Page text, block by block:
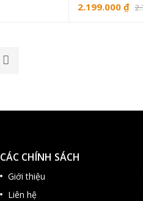
2.199.000 ₫
CÁC CHÍNH SÁCH
Giới thiệu
Liên hệ